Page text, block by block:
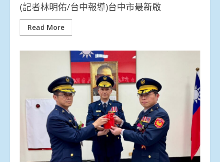
(記者林明佑/台中報導)台中市最新啟
Read More